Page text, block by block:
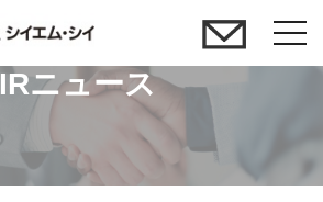
t
IRニュース